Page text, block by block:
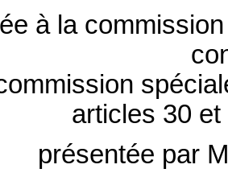
à la
articles 30
présentée par